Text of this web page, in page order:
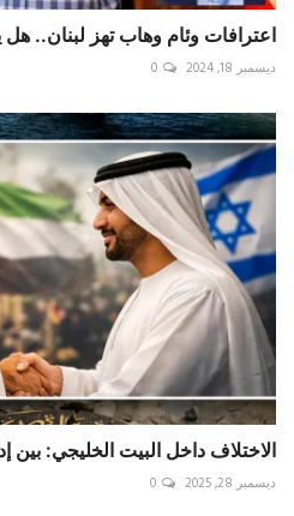
اعترافات وئام وهاب تهز لبنان..
ديسمبر 18, 2024 0
الاختلاف داخل البيت الخليجي: بين
ديسمبر 28, 2025 0